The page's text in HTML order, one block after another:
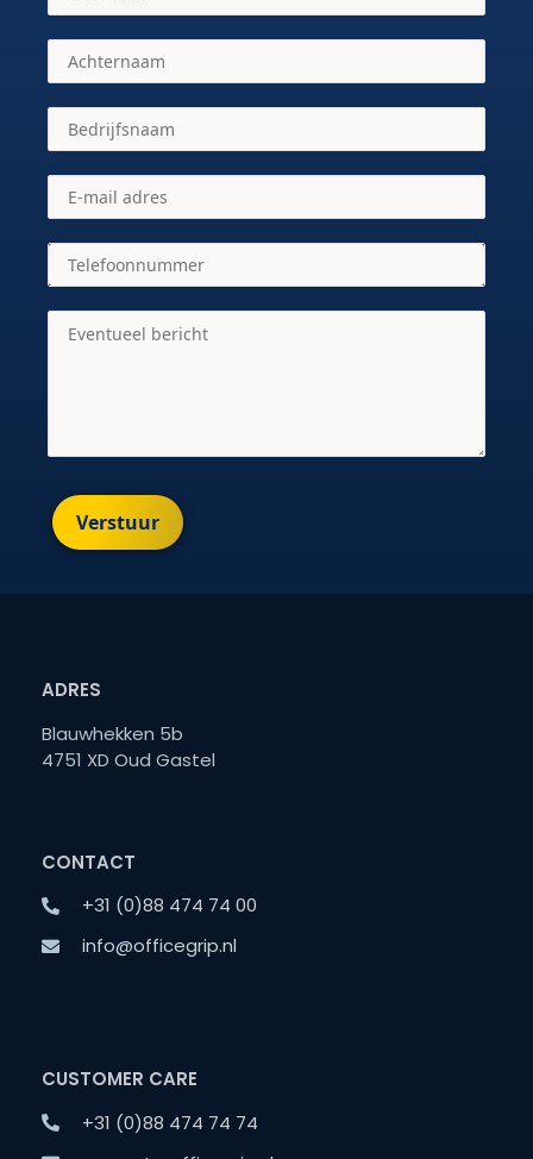
Verstuur
ADRES
Blauwhekken 5b
4751 XD Oud Gastel
CONTACT
+31 (0)88 474 74 00
info@officegrip.nl
CUSTOMER CARE
+31 (0)88 474 74 74